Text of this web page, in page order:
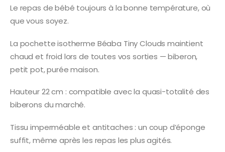
Le repas de bébé toujours à la bonne température, où
que vous soyez.
La pochette isotherme Béaba Tiny Clouds maintient
chaud et froid lors de toutes vos sorties — biberon,
petit pot, purée maison.
Hauteur 22 cm : compatible avec la quasi-totalité des
biberons du marché.
Tissu imperméable et antitaches : un coup d’éponge
suffit, même après les repas les plus agités.